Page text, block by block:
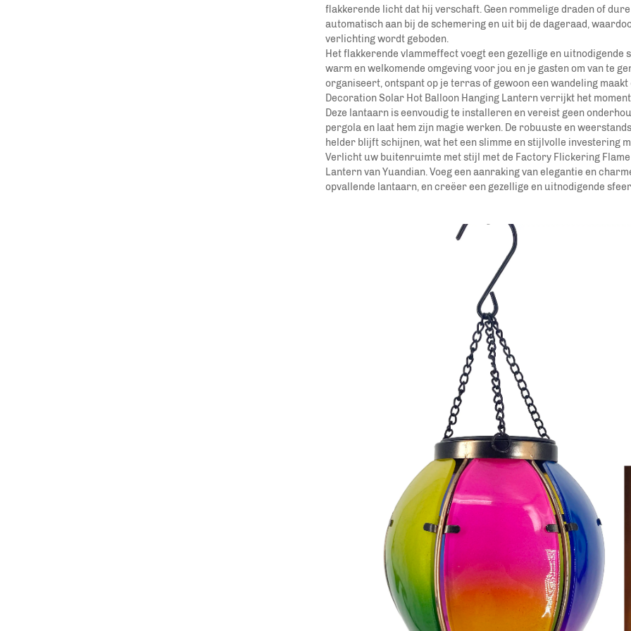
flakkerende licht dat hij verschaft. Geen rommelige draden of
automatisch aan bij de schemering en uit bij de dageraad,
verlichting wordt geboden.
Het flakkerende vlammeffect voegt een gezellige en
warm en welkomende omgeving voor jou en je gasten om van te
organiseert, ontspant op je terras of gewoon een wandeling
Decoration Solar Hot Balloon Hanging Lantern verrijkt het
Deze lantaarn is eenvoudig te installeren en vereist geen
pergola en laat hem zijn magie werken. De robuuste en
helder blijft schijnen, wat het een slimme en stijlvolle investering
Verlicht uw buitenruimte met stijl met de Factory Flickering
Lantern van Yuandian. Voeg een aanraking van elegantie en
opvallende lantaarn, en creëer een gezellige en uitnodigende